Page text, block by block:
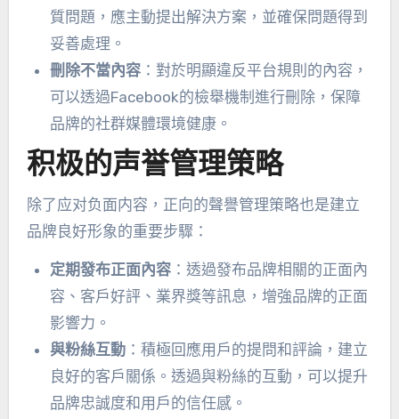
質問題，應主動提出解決方案，並確保問題得到
妥善處理。
刪除不當內容：對於明顯違反平台規則的內容，
可以透過Facebook的檢舉機制進行刪除，保障
品牌的社群媒體環境健康。
积极的声誉管理策略
除了应对负面内容 ，正向的聲譽管理策略也是建立
品牌良好形象的重要步驟：
定期發布正面內容：透過發布品牌相關的正面內
容、客戶好評、業界獎等訊息，增強品牌的正面
影響力。
與粉絲互動：積極回應用戶的提問和評論，建立
良好的客戶關係。透過與粉絲的互動，可以提升
品牌忠誠度和用戶的信任感。